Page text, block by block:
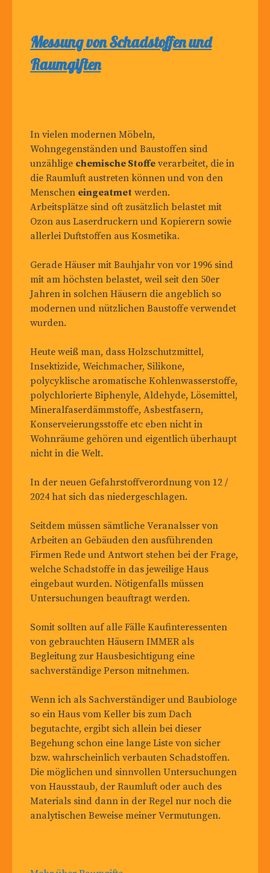
Messung von Schadstoffen und
Raumgiften
In vielen modernen Möbeln,
Wohngegenständen und Baustoffen sind
unzählige chemische Stoffe verarbeitet, die in
die Raumluft austreten können und von den
Menschen eingeatmet werden.
Arbeitsplätze sind oft zusätzlich belastet mit
Ozon aus Laserdruckern und Kopierern sowie
allerlei Duftstoffen aus Kosmetika.
Gerade Häuser mit Bauhjahr von vor 1996 sind
mit am höchsten belastet, weil seit den 50er
Jahren in solchen Häusern die angeblich so
modernen und nützlichen Baustoffe verwendet
wurden.
Heute weiß man, dass Holzschutzmittel,
Insektizide, Weichmacher, Silikone,
polycyklische aromatische Kohlenwasserstoffe,
polychlorierte Biphenyle, Aldehyde, Lösemittel,
Mineralfaserdämmstoffe, Asbestfasern,
Konserveierungsstoffe etc eben nicht in
Wohnräume gehören und eigentlich überhaupt
nicht in die Welt.
In der neuen Gefahrstoffverordnung von 12 /
2024 hat sich das niedergeschlagen.
Seitdem müssen sämtliche Veranalsser von
Arbeiten an Gebäuden den ausführenden
Firmen Rede und Antwort stehen bei der Frage,
welche Schadstoffe in das jeweilige Haus
eingebaut wurden. Nötigenfalls müssen
Untersuchungen beauftragt werden.
Somit sollten auf alle Fälle Kaufinteressenten
von gebrauchten Häusern IMMER als
Begleitung zur Hausbesichtigung eine
sachverständige Person mitnehmen.
Wenn ich als Sachverständiger und Baubiologe
so ein Haus vom Keller bis zum Dach
begutachte, ergibt sich allein bei dieser
Begehung schon eine lange Liste von sicher
bzw. wahrscheinlich verbauten Schadstoffen.
Die möglichen und sinnvollen Untersuchungen
von Hausstaub, der Raumluft oder auch des
Materials sind dann in der Regel nur noch die
analytischen Beweise meiner Vermutungen.